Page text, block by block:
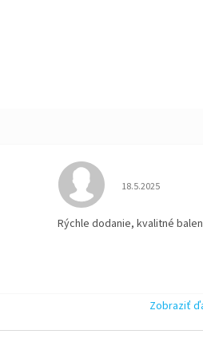
5 z 5 hviezdičiek. Hodnotenie
18.5.2025
Rýchle dodanie, kvalitné
Zobraziť